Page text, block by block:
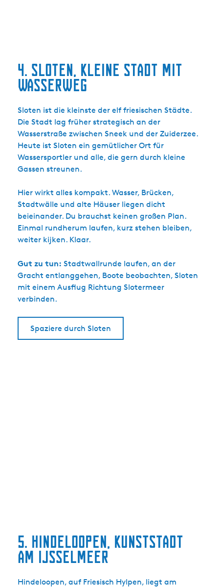
4. Sloten, kleine Stadt mit
Wasserweg
Sloten ist die kleinste der elf friesischen Städte.
Die Stadt lag früher strategisch an der
Wasserstraße zwischen Sneek und der Zuiderzee.
Heute ist Sloten ein gemütlicher Ort für
Wassersportler und alle, die gern durch kleine
Gassen streunen.
Hier wirkt alles kompakt. Wasser, Brücken,
Stadtwälle und alte Häuser liegen dicht
beieinander. Du brauchst keinen großen Plan.
Einmal rundherum laufen, kurz stehen bleiben,
weiter kijken. Klaar.
Gut zu tun: Stadtwallrunde laufen, an der
Gracht entlanggehen, Boote beobachten, Sloten
mit einem Ausflug Richtung Slotermeer
verbinden.
Spaziere durch Sloten
5. Hindeloopen, Kunststadt
am IJsselmeer
Hindeloopen, auf Friesisch Hylpen, liegt am